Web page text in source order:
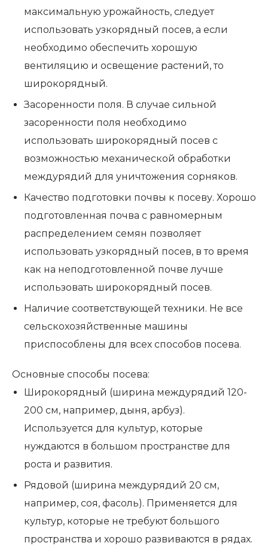
максимальную урожайность, следует
использовать узкорядный посев, а если
необходимо обеспечить хорошую
вентиляцию и освещение растений, то
широкорядный.
Засоренности поля. В случае сильной
засоренности поля необходимо
использовать широкорядный посев с
возможностью механической обработки
междурядий для уничтожения сорняков.
Качество подготовки почвы к посеву. Хорошо
подготовленная почва с равномерным
распределением семян позволяет
использовать узкорядный посев, в то время
как на неподготовленной почве лучше
использовать широкорядный посев.
Наличие соответствующей техники. Не все
сельскохозяйственные машины
приспособлены для всех способов посева.
Основные способы посева:
Широкорядный (ширина междурядий 120-
200 см, например, дыня, арбуз).
Используется для культур, которые
нуждаются в большом пространстве для
роста и развития.
Рядовой (ширина междурядий 20 см,
например, соя, фасоль). Применяется для
культур, которые не требуют большого
пространства и хорошо развиваются в рядах.